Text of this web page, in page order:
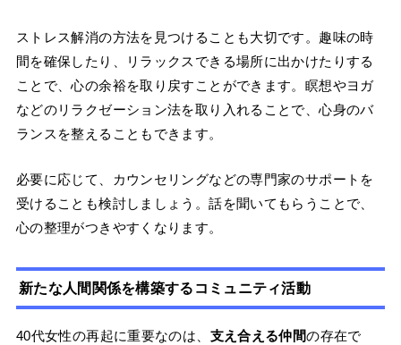
ストレス解消の方法を見つけることも大切です。趣味の時
間を確保したり、リラックスできる場所に出かけたりする
ことで、心の余裕を取り戻すことができます。瞑想やヨガ
などのリラクゼーション法を取り入れることで、心身のバ
ランスを整えることもできます。
必要に応じて、カウンセリングなどの専門家のサポートを
受けることも検討しましょう。話を聞いてもらうことで、
心の整理がつきやすくなります。
新たな人間関係を構築するコミュニティ活動
40代女性の再起に重要なのは、 支え合える仲間の存在で